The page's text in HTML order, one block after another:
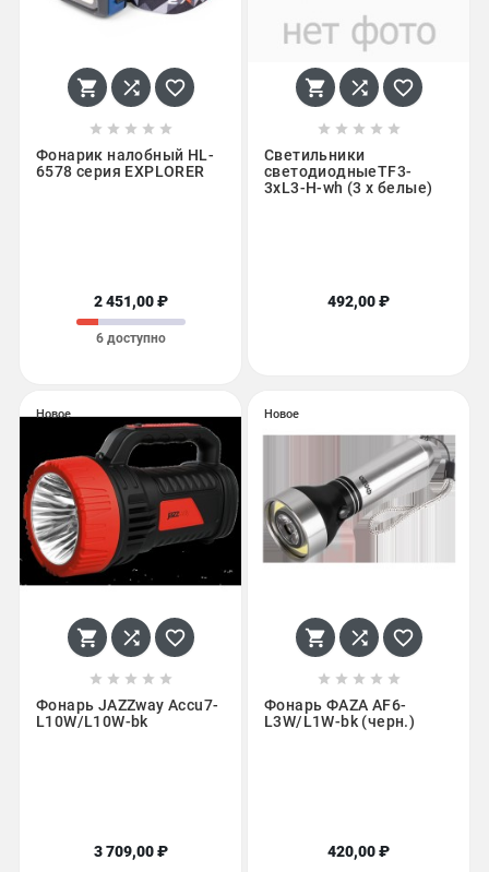
  
    
Фонарик налобный HL-
6578 серия EXPLORER
2 451,00 ₽
6 доступно
  
    
Светильники
светодиодныеTF3-
3хL3-H-wh (3 x белые)
492,00 ₽
Новое
  
    
Фонарь JAZZway Accu7-
L10W/L10W-bk
3 709,00 ₽
Новое
  
    
Фонарь ФАZА AF6-
L3W/L1W-bk (черн.)
420,00 ₽